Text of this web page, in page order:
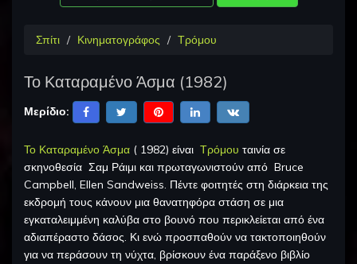
Σπίτι Κινηματογράφος Τρόμου
Το Καταραμένο Άσμα (1982)
Μερίδιο:
Το Καταραμένο Άσμα ( 1982) είναι Τρόμου ταινία σε
σκηνοθεσία Σαμ Ράιμι και πρωταγωνιστούν από Bruce
Campbell, Ellen Sandweiss. Πέντε φοιτητές στη διάρκεια της
εκδρομή τους κάνουν μια θανατηφόρα στάση σε μια
εγκαταλειμμένη καλύβα στο βουνό που περικλείεται από ένα
αδιαπέραστο δάσος. Κι ενώ προσπαθούν να τακτοποιηθούν
για να περάσουν τη νύχτα, βρίσκουν ένα παράξενο βιβλίο